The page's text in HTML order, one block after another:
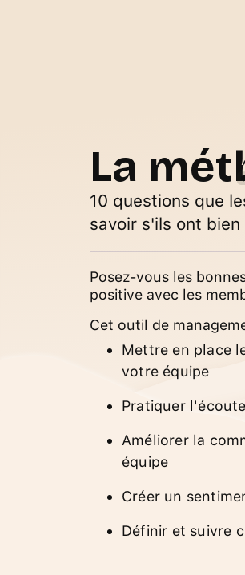
La
10 questions que
savoir s'ils ont
Posez-vous les
positive avec les
Cet outil de
Mettre en place
votre équipe
Pratiquer
Améliorer la
équipe
Créer un
Définir et suivre